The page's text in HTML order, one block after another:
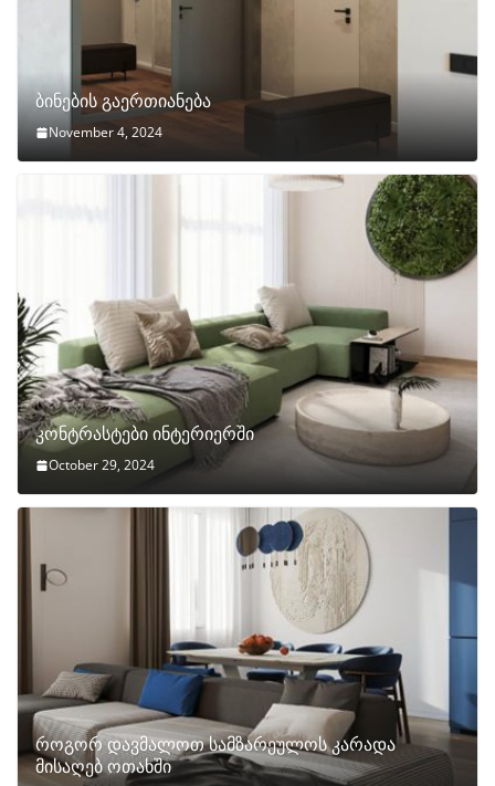
ბინების გაერთიანება
November 4, 2024
კონტრასტები ინტერიერში
October 29, 2024
როგორ დავმალოთ სამზარეულოს კარადა
მისაღებ ოთახში